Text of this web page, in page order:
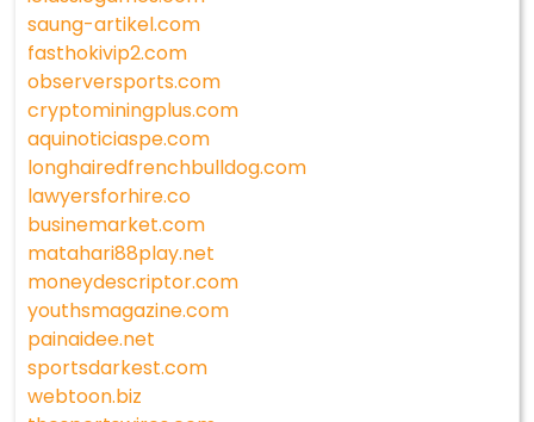
saung-artikel.com
fasthokivip2.com
observersports.com
cryptominingplus.com
aquinoticiaspe.com
longhairedfrenchbulldog.com
lawyersforhire.co
businemarket.com
matahari88play.net
moneydescriptor.com
youthsmagazine.com
painaidee.net
sportsdarkest.com
webtoon.biz